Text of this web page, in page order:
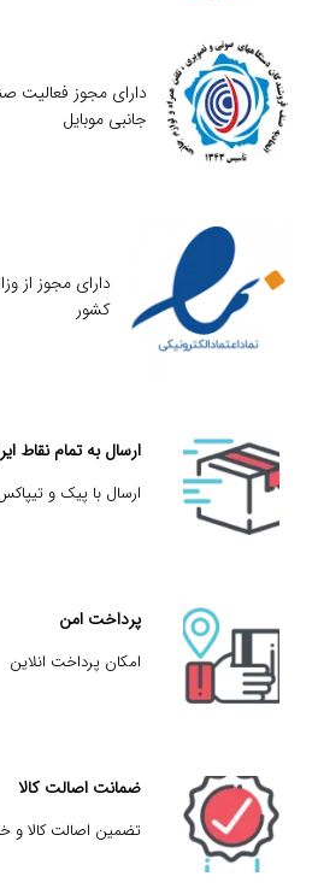
دارای مجوز فعالیت
جانبی موبایل
دارای مجوز از
کشور
ارسال به تمام نقاط
ارسال با پیک و
پرداخت امن
امکان پرداخت انلاین
ضمانت اصالت کالا
تضمین اصالت کالا و